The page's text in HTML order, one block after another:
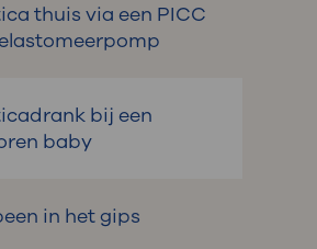
thuis via een PICC
bij een
baby
in het gips